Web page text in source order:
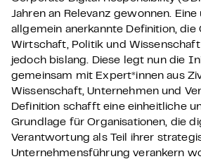
Jahren an Relevanz gewonnen.
allgemein anerkannte Definition, die
Wirtschaft, Politik und
jedoch bislang. Diese legt nun die
gemeinsam mit Expert*innen aus
Wissenschaft, Unternehmen und
Definition schafft eine einheitliche
Grundlage für Organisationen, die
Verantwortung als Teil ihrer
Unternehmensführung verankern